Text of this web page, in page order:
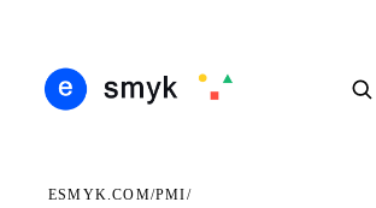
ESMYK.COM/PMI/